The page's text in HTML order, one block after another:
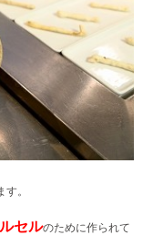
。
セルのために作られて